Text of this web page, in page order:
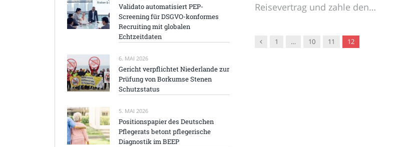
Reisevertrag und zahle den…
Vorgänger
1 … 10 11 12
Validato automatisiert PEP-
Screening für DSGVO-konformes
Recruiting mit globalen
Echtzeitdaten
6. MAI 2026
Gericht verpflichtet Niederlande zur
Prüfung von Borkumse Stenen
Schutzstatus
5. MAI 2026
Positionspapier des Deutschen
Pflegerats betont pflegerische
Diagnostik im BEEP